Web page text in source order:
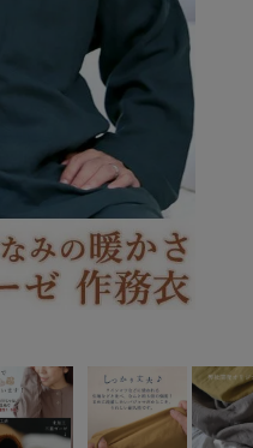
秋 冬
ャマ
起毛/フランネル
カタログギフト
- New Arrival -
半袖 七分袖
かぶり スリーパー